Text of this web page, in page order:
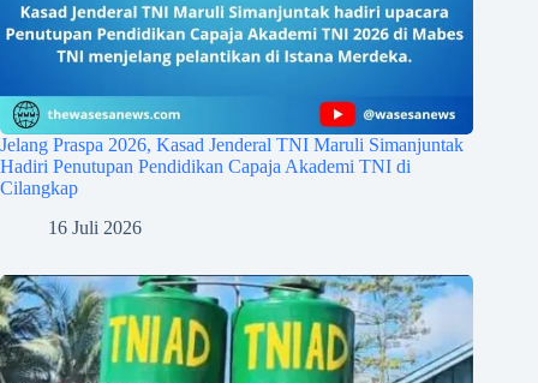
Jelang Praspa 2026, Kasad Jenderal TNI Maruli Simanjuntak
Hadiri Penutupan Pendidikan Capaja Akademi TNI di
Cilangkap
16 Juli 2026